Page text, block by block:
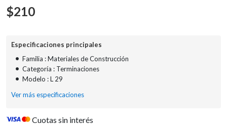
$210
Especificaciones principales
• Familia : Materiales de Construcción
• Categoría : Terminaciones
• Modelo : L 29
Ver más especificaciones
Cuotas sin interés